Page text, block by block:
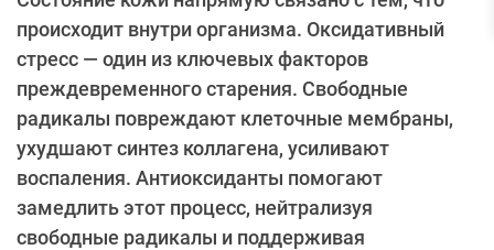
происходит внутри организма. Оксидативный
стресс — один из ключевых факторов
преждевременного старения. Свободные
радикалы повреждают клеточные мембраны,
ухудшают синтез коллагена, усиливают
воспаления. Антиоксиданты помогают
замедлить этот процесс, нейтрализуя
свободные радикалы и поддерживая